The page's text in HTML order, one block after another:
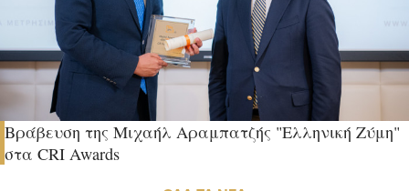
Βράβευση της Μιχαήλ Αραμπατζής "Ελληνική Ζύμη"
στα CRI Awards